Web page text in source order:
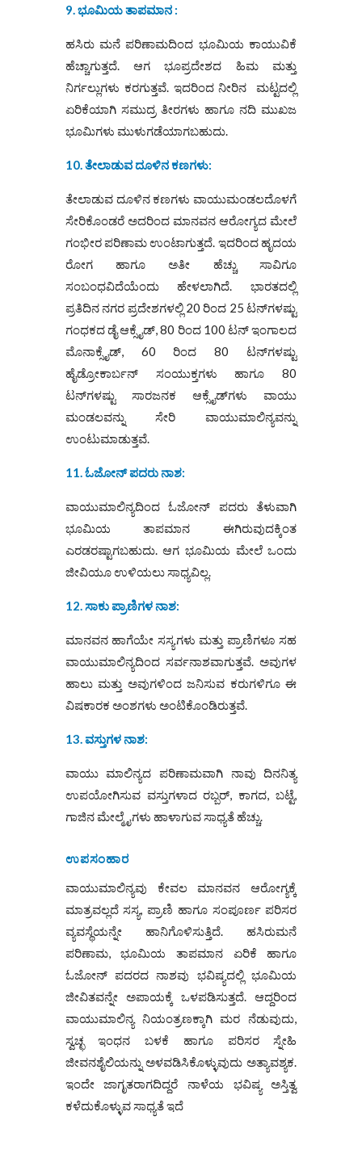
9. ಭೂಮಿಯ ತಾಪಮಾನ :
ಹಸಿರು ಮನೆ ಪರಿಣಾಮದಿಂದ ಭೂಮಿಯ ಕಾಯುವಿಕೆ
ಹೆಚ್ಚಾಗುತ್ತದೆ. ಆಗ ಭೂಪ್ರದೇಶದ ಹಿಮ ಮತ್ತು
ನಿರ್ಗಲ್ಲುಗಳು ಕರಗುತ್ತವೆ. ಇದರಿಂದ ನೀರಿನ ಮಟ್ಟದಲ್ಲಿ
ಏರಿಕೆಯಾಗಿ ಸಮುದ್ರ ತೀರಗಳು ಹಾಗೂ ನದಿ ಮುಖಜ
ಭೂಮಿಗಳು ಮುಳುಗಡೆಯಾಗಬಹುದು.
10. ತೇಲಾಡುವ ದೂಳಿನ ಕಣಗಳು:
ತೇಲಾಡುವ ದೂಳಿನ ಕಣಗಳು ವಾಯುಮಂಡಲದೊಳಗೆ
ಸೇರಿಕೊಂಡರೆ ಅದರಿಂದ ಮಾನವನ ಆರೋಗ್ಯದ ಮೇಲೆ
ಗಂಭೀರ ಪರಿಣಾಮ ಉಂಟಾಗುತ್ತದೆ. ಇದರಿಂದ ಹೃದಯ
ರೋಗ ಹಾಗೂ ಅತೀ ಹೆಚ್ಚು ಸಾವಿಗೂ
ಸಂಬಂಧವಿದೆಯೆಂದು ಹೇಳಲಾಗಿದೆ. ಭಾರತದಲ್ಲಿ
ಪ್ರತಿದಿನ ನಗರ ಪ್ರದೇಶಗಳಲ್ಲಿ 20 ರಿಂದ 25 ಟನ್‌ಗಳಷ್ಟು
ಗಂಧಕದ ಡೈ ಆಕ್ಸೈಡ್‌, 80 ರಿಂದ 100 ಟನ್‌ ಇಂಗಾಲದ
ಮೊನಾಕ್ಸೈಡ್‌, 60 ರಿಂದ 80 ಟನ್‌ಗಳಷ್ಟು
ಹೈಡ್ರೋಕಾರ್ಬನ್‌ ಸಂಯುಕ್ತಗಳು ಹಾಗೂ 80
ಟನ್‌ಗಳಷ್ಟು ಸಾರಜನಕ ಆಕ್ಸೈಡ್‌ಗಳು ವಾಯು
ಮಂಡಲವನ್ನು ಸೇರಿ ವಾಯುಮಾಲಿನ್ಯವನ್ನು
ಉಂಟುಮಾಡುತ್ತವೆ.
11. ಓಜೋನ್‌ ಪದರು ನಾಶ:
ವಾಯುಮಾಲಿನ್ಯದಿಂದ ಓಜೋನ್‌ ಪದರು ತೆಳುವಾಗಿ
ಭೂಮಿಯ ತಾಪಮಾನ ಈಗಿರುವುದಕ್ಕಿಂತ
ಎರಡರಷ್ಟಾಗಬಹುದು. ಆಗ ಭೂಮಿಯ ಮೇಲೆ ಒಂದು
ಜೀವಿಯೂ ಉಳಿಯಲು ಸಾಧ್ಯವಿಲ್ಲ.
12. ಸಾಕು ಪ್ರಾಣಿಗಳ ನಾಶ:
ಮಾನವನ ಹಾಗೆಯೇ ಸಸ್ಯಗಳು ಮತ್ತು ಪ್ರಾಣಿಗಳೂ ಸಹ
ವಾಯುಮಾಲಿನ್ಯದಿಂದ ಸರ್ವನಾಶವಾಗುತ್ತವೆ. ಅವುಗಳ
ಹಾಲು ಮತ್ತು ಅವುಗಳಿಂದ ಜನಿಸುವ ಕರುಗಳಿಗೂ ಈ
ವಿಷಕಾರಕ ಅಂಶಗಳು ಅಂಟಿಕೊಂಡಿರುತ್ತವೆ.
13. ವಸ್ತುಗಳ ನಾಶ:
ವಾಯು ಮಾಲಿನ್ಯದ ಪರಿಣಾಮವಾಗಿ ನಾವು ದಿನನಿತ್ಯ
ಉಪಯೋಗಿಸುವ ವಸ್ತುಗಳಾದ ರಬ್ಬರ್‌, ಕಾಗದ, ಬಟ್ಟೆ,
ಗಾಜಿನ ಮೇಲ್ಮೈಗಳು ಹಾಳಾಗುವ ಸಾಧ್ಯತೆ ಹೆಚ್ಚು.
ಉಪಸಂಹಾರ
ವಾಯುಮಾಲಿನ್ಯವು ಕೇವಲ ಮಾನವನ ಆರೋಗ್ಯಕ್ಕೆ
ಮಾತ್ರವಲ್ಲದೆ ಸಸ್ಯ, ಪ್ರಾಣಿ ಹಾಗೂ ಸಂಪೂರ್ಣ ಪರಿಸರ
ವ್ಯವಸ್ಥೆಯನ್ನೇ ಹಾನಿಗೊಳಿಸುತ್ತಿದೆ. ಹಸಿರುಮನೆ
ಪರಿಣಾಮ, ಭೂಮಿಯ ತಾಪಮಾನ ಏರಿಕೆ ಹಾಗೂ
ಓಜೋನ್‌ ಪದರದ ನಾಶವು ಭವಿಷ್ಯದಲ್ಲಿ ಭೂಮಿಯ
ಜೀವಿತವನ್ನೇ ಅಪಾಯಕ್ಕೆ ಒಳಪಡಿಸುತ್ತದೆ. ಆದ್ದರಿಂದ
ವಾಯುಮಾಲಿನ್ಯ ನಿಯಂತ್ರಣಕ್ಕಾಗಿ ಮರ ನೆಡುವುದು,
ಸ್ವಚ್ಛ ಇಂಧನ ಬಳಕೆ ಹಾಗೂ ಪರಿಸರ ಸ್ನೇಹಿ
ಜೀವನಶೈಲಿಯನ್ನು ಅಳವಡಿಸಿಕೊಳ್ಳುವುದು ಅತ್ಯಾವಶ್ಯಕ.
ಇಂದೇ ಜಾಗೃತರಾಗದಿದ್ದರೆ ನಾಳೆಯ ಭವಿಷ್ಯ ಅಸ್ತಿತ್ವ
ಕಳೆದುಕೊಳ್ಳುವ ಸಾಧ್ಯತೆ ಇದೆ